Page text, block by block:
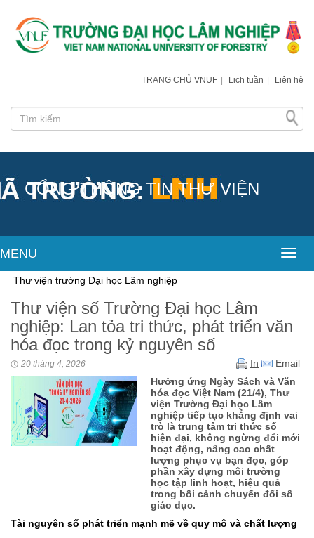
TRANG CHỦ VNUF | Lịch tuần | Liên hệ
CỔNG THÔNG TIN THƯ VIỆN
MENU
viện trường Đại học Lâm nghiệp
Thư viện số Trường Đại học Lâm
nghiệp: Lan tỏa tri thức, phát triển văn
hóa đọc trong kỷ nguyên số
20 tháng 4, 2026 In
Email
Hưởng ứng Ngày Sách và Văn
hóa đọc Việt Nam (21/4), Thư
viện Trường Đại học Lâm
nghiệp tiếp tục khẳng định vai
trò là trung tâm tri thức số
hiện đại, không ngừng đổi mới
hoạt động, nâng cao chất
lượng phục vụ bạn đọc, góp
phần xây dựng môi trường
học tập linh hoạt, hiệu quả
trong bối cảnh chuyển đổi số
giáo dục.
Tài nguyên số phát triển mạnh mẽ về quy mô và chất lượng